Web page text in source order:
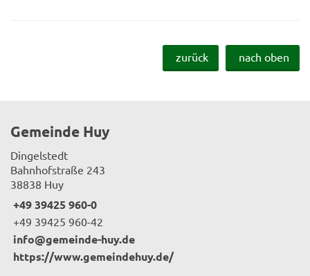
zurück nach oben
Gemeinde Huy
Dingelstedt
Bahnhofstraße 243
38838 Huy
+49 39425 960-0
+49 39425 960-42
info@gemeinde-huy.de
https://www.gemeindehuy.de/